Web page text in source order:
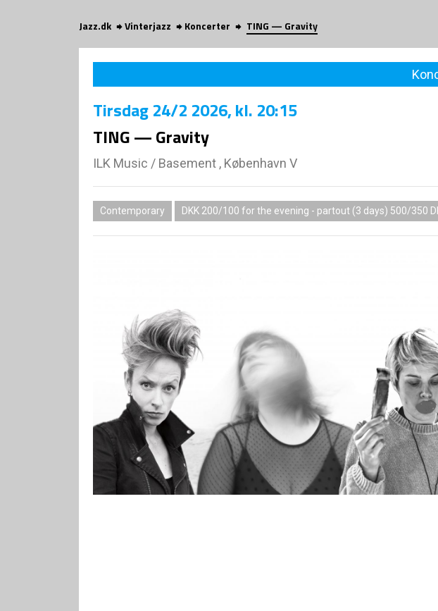
Jazz.dk Vinterjazz Koncerter TING — Gravity
Tirsdag24/2 2026, kl. 20:15
TING — Gravity
ILK Music / Basement , København V
Contemporary DKK 200/100 for the evening - partout (3 days) 500/350